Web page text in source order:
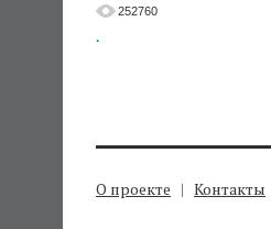
252760
.
О проекте Контакты